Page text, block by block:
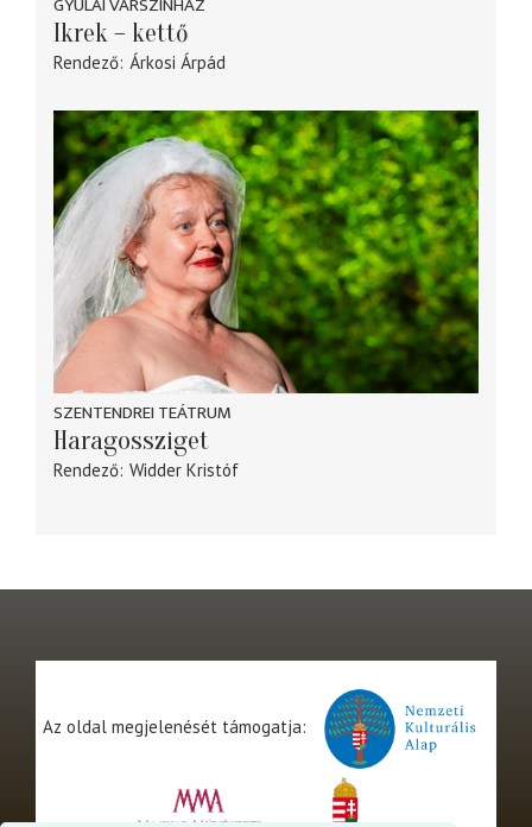
Ikrek – kettő
Rendező Árkosi Árpád
SZENTENDREI TEÁTRUM
Haragossziget
Rendező Widder Kristóf
Az oldal megjelenését támogatja: